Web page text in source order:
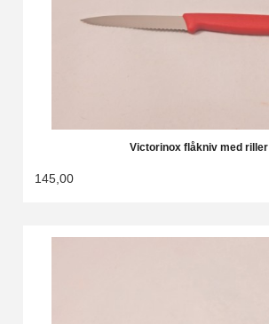
Victorinox flåkniv med riller
145,00